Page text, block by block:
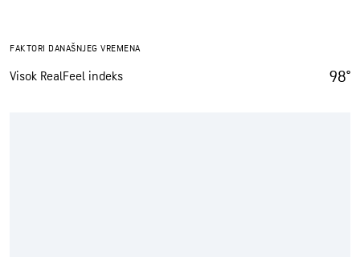
FAKTORI DANAŠNJEG VREMENA
Visok RealFeel indeks 98°